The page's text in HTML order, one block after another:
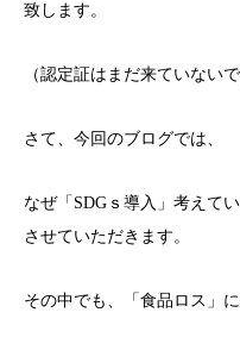
致します。
（認定証はまだ来ていない
さて、今回のブログでは、
なぜ「SDGｓ導入」考えて
させていただきます。
その中でも、「食品ロス」